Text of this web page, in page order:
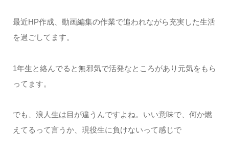
最近HP作成、動画編集の作業で追われながら充実した生活
を過ごしてます。
1年生と絡んでると無邪気で活発なところがあり元気をもら
ってます。
でも、浪人生は目が違うんですよね。いい意味で、何か燃
えてるって言うか、現役生に負けないって感じで